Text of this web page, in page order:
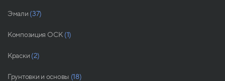
Эмали (37)
Композиция ОСК (1)
Краски (2)
Грунтовки и основы (18)